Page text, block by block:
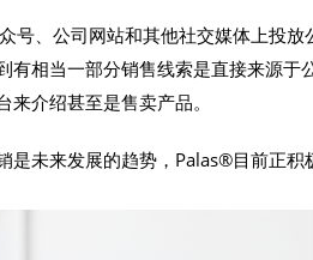
号、公司网站和其他社交媒体上投
有相当一部分销售线索是直接来源
介绍甚至是售卖产品。
是未来发展的趋势，Palas®目前正